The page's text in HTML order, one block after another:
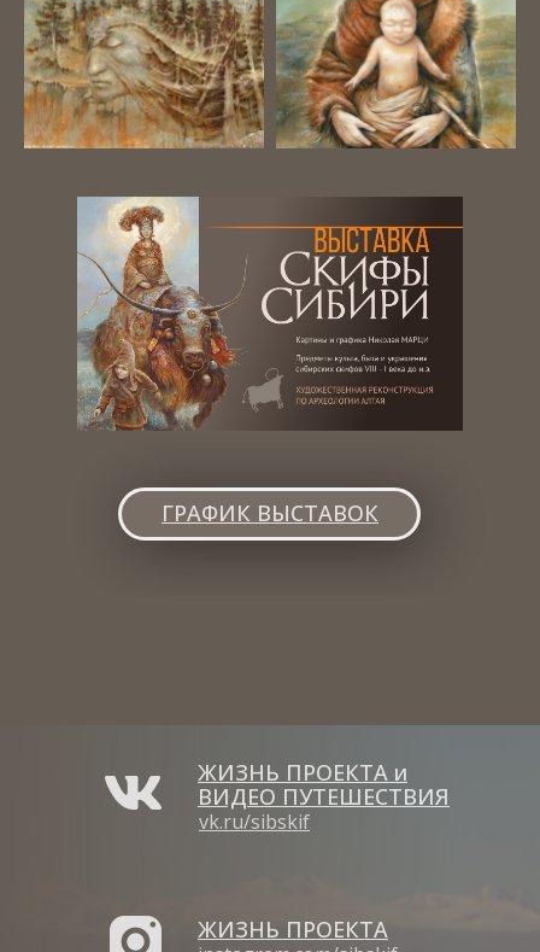
ГРАФИК ВЫСТАВОК
vk.ru/sibskif
ЖИЗНЬ ПРОЕКТА и
ВИДЕО ПУТЕШЕСТВИЯ
ЖИЗНЬ ПРОЕКТА